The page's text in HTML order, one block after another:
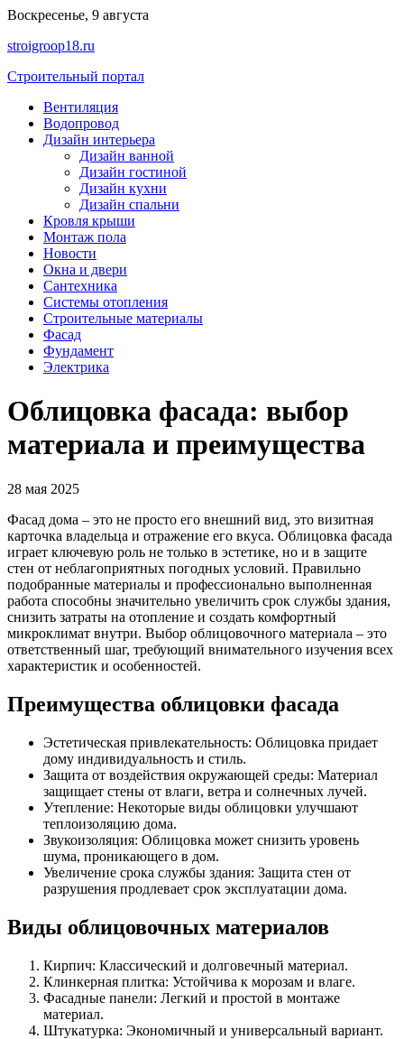
Перейти
содержимому
Воскресенье, 9 августа
stroigroop18.ru
Строительный портал
Вентиляция
Водопровод
Дизайн интерьера
Дизайн ванной
Дизайн гостиной
Дизайн кухни
Дизайн спальни
Кровля крыши
Монтаж пола
Новости
Окна и двери
Сантехника
Системы отопления
Строительные материалы
Фасад
Фундамент
Электрика
Облицовка фасада: выбор
материала и преимущества
28 мая 2025
Фасад дома – это не просто его внешний вид, это визитная
карточка владельца и отражение его вкуса. Облицовка фасада
играет ключевую роль не только в эстетике, но и в защите
стен от неблагоприятных погодных условий. Правильно
подобранные материалы и профессионально выполненная
работа способны значительно увеличить срок службы здания,
снизить затраты на отопление и создать комфортный
микроклимат внутри. Выбор облицовочного материала – это
ответственный шаг, требующий внимательного изучения всех
характеристик и особенностей.
Преимущества облицовки фасада
Эстетическая привлекательность: Облицовка придает
дому индивидуальность и стиль.
Защита от воздействия окружающей среды: Материал
защищает стены от влаги, ветра и солнечных лучей.
Утепление: Некоторые виды облицовки улучшают
теплоизоляцию дома.
Звукоизоляция: Облицовка может снизить уровень
шума, проникающего в дом.
Увеличение срока службы здания: Защита стен от
разрушения продлевает срок эксплуатации дома.
Виды облицовочных материалов
Кирпич: Классический и долговечный материал.
Клинкерная плитка: Устойчива к морозам и влаге.
Фасадные панели: Легкий и простой в монтаже
материал.
Штукатурка: Экономичный и универсальный вариант.